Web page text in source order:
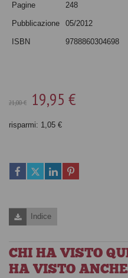
Pagine 248
Pubblicazione 05/2012
ISBN 9788860304698
21,00 € 19,95 €
risparmi: 1,05 €
Indice
CHI HA VISTO
HA VISTO